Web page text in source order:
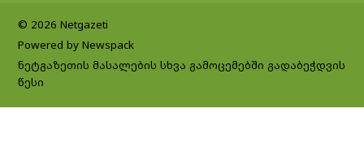
© 2026 Netgazeti
Powered by Newspack
ნეტგაზეთის მასალების სხვა გამოცემებში გადაბეჭდვის
წესი